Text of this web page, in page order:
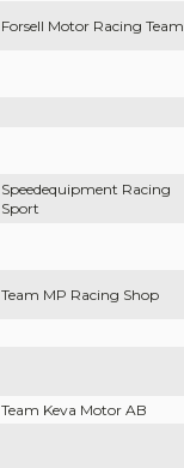
Forsell Motor Racing Team
Speedequipment Racing
Sport
Team MP Racing Shop
Team Keva Motor AB